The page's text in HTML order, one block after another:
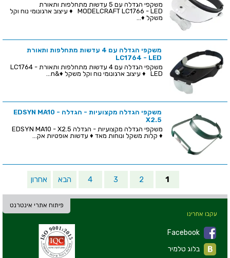
משקפי הגדלה עם 5 עדשות מתחלפות ותאורת
MODELCRAFT LC1766 - LED ♦ עיצוב ארגונומי נוח וקל
משקל ♦...
משקפי הגדלה עם 4 עדשות מתחלפות ותאורת
LC1764 - LED
משקפי הגדלה עם 4 עדשות מתחלפות ותאורת LC1764 -
LED ♦ עיצוב ארגונומי נוח וקל משקל ♦&n...
משקפי הגדלה מקצועיות - הגדלה EDSYN MA10 -
X2.5
♦ קלות משקל ונוחות מאד ♦ עדשות אופטיות אק...
1
2
3
4 הבא אחרון
פיתוח אתרי אינטרנט
עקבו אחרינו
Facebook